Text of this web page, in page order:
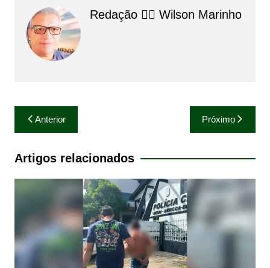
Redação 👨‍⚖️​ Wilson Marinho
Navegação
de
Post
Anterior Próximo
Artigos relacionados